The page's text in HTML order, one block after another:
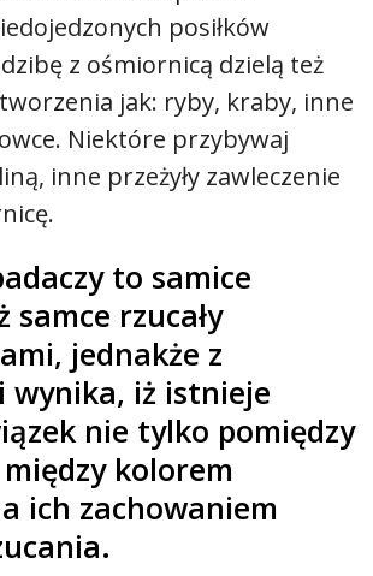
posiłków
z ośmiornicą dzielą też
jak: ryby, kraby, inne
Niektóre przybywaj
inne przeżyły zawleczenie
to samice
samce rzucały
jednakże z
wynika, iż istnieje
nie tylko pomiędzy
między kolorem
ich zachowaniem